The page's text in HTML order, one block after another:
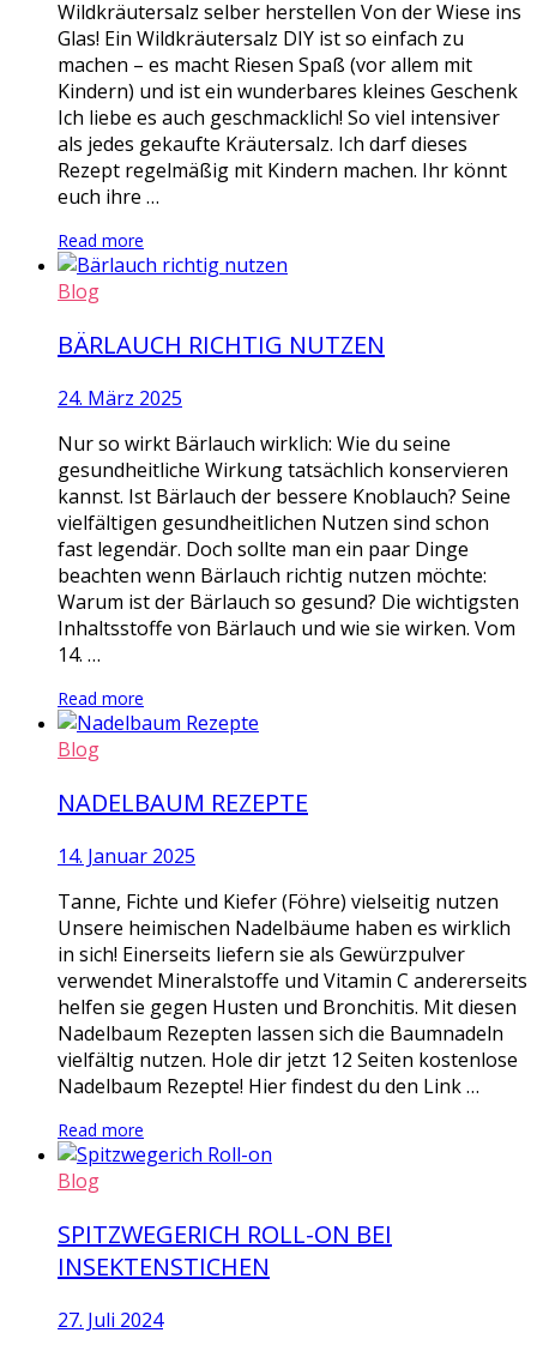
Wildkräutersalz selber herstellen Von der Wiese ins
Glas! Ein Wildkräutersalz DIY ist so einfach zu
machen – es macht Riesen Spaß (vor allem mit
Kindern) und ist ein wunderbares kleines Geschenk
Ich liebe es auch geschmacklich! So viel intensiver
als jedes gekaufte Kräutersalz. Ich darf dieses
Rezept regelmäßig mit Kindern machen. Ihr könnt
euch ihre …
Read more
Blog
BÄRLAUCH RICHTIG NUTZEN
24. März 2025
Nur so wirkt Bärlauch wirklich: Wie du seine
gesundheitliche Wirkung tatsächlich konservieren
kannst. Ist Bärlauch der bessere Knoblauch? Seine
vielfältigen gesundheitlichen Nutzen sind schon
fast legendär. Doch sollte man ein paar Dinge
beachten wenn Bärlauch richtig nutzen möchte:
Warum ist der Bärlauch so gesund? Die wichtigsten
Inhaltsstoffe von Bärlauch und wie sie wirken. Vom
14. …
Read more
Blog
NADELBAUM REZEPTE
14. Januar 2025
Tanne, Fichte und Kiefer (Föhre) vielseitig nutzen
Unsere heimischen Nadelbäume haben es wirklich
in sich! Einerseits liefern sie als Gewürzpulver
verwendet Mineralstoffe und Vitamin C andererseits
helfen sie gegen Husten und Bronchitis. Mit diesen
Nadelbaum Rezepten lassen sich die Baumnadeln
vielfältig nutzen. Hole dir jetzt 12 Seiten kostenlose
Nadelbaum Rezepte! Hier findest du den Link …
Read more
Blog
SPITZWEGERICH ROLL-ON BEI
INSEKTENSTICHEN
27. Juli 2024